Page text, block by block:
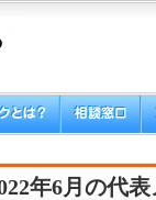
年6月の代